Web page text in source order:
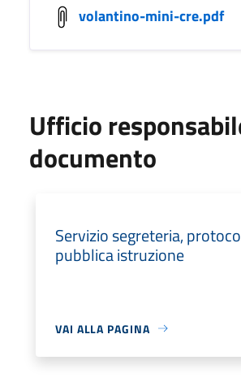
volantino-mini-cre.pdf
Ufficio
documento
Servizio segreteria,
pubblica istruzione
VAI ALLA PAGINA